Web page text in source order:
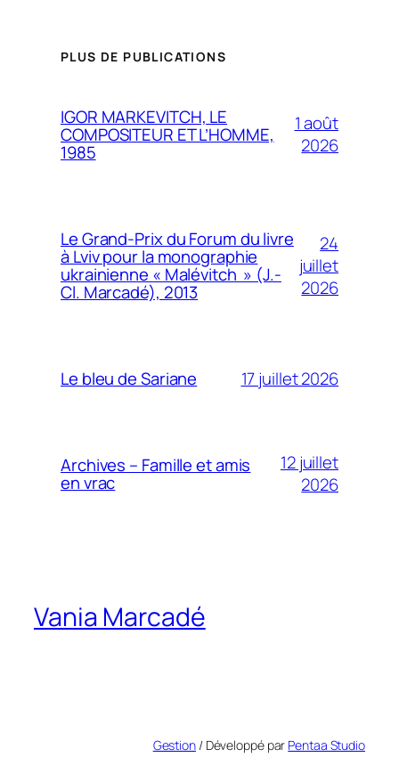
PLUS DE PUBLICATIONS
IGOR MARKEVITCH, LE
COMPOSITEUR ET L’HOMME,
1985
1 août
2026
Le Grand-Prix du Forum du livre
à Lviv pour la monographie
ukrainienne « Malévitch » (J.-
Cl. Marcadé), 2013
24
juillet
2026
Le bleu de Sariane 17 juillet 2026
Archives – Famille et amis
en vrac
12 juillet
2026
Vania Marcadé
Gestion/ Développé par Pentaa Studio